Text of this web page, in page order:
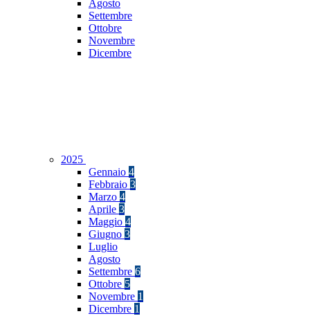
Agosto
Settembre
Ottobre
Novembre
Dicembre
2025
Gennaio 4
Febbraio 3
Marzo 4
Aprile 3
Maggio 4
Giugno 3
Luglio
Agosto
Settembre 6
Ottobre 5
Novembre 1
Dicembre 1